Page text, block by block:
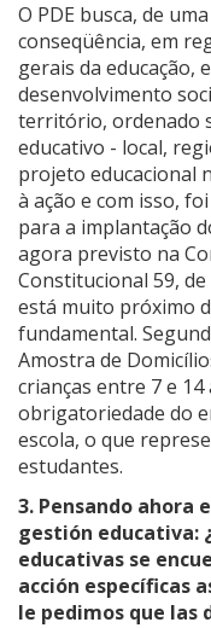
O PDE busca, de
conseqüência, em
gerais da educação,
desenvolvimento
território, ordenado
educativo - local,
projeto educacional
à ação e com isso,
para a implantação
agora previsto na
Constitucional 59,
está muito próximo
fundamental.
Amostra de
crianças entre 7 e
obrigatoriedade do
escola, o que
estudantes.
3. Pensando ahora
gestión educativa:
educativas se
acción específicas
le pedimos que las